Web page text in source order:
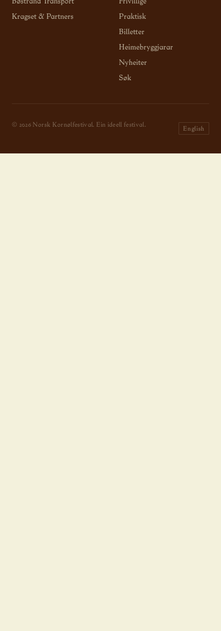
Kragset & Partners
Praktisk
Billetter
Heimebryggjarar
Nyheiter
Søk
© 2026 Norsk Kornølfestival. Ein ideell festival.
English